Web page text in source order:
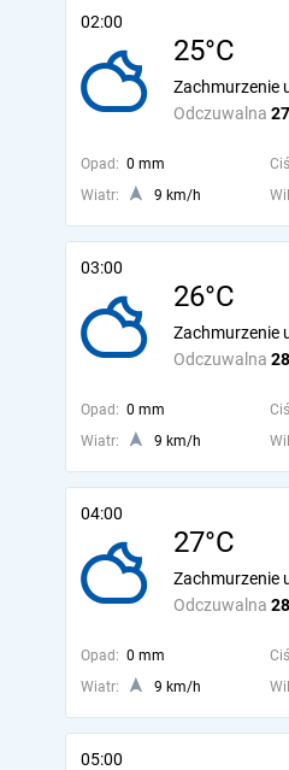
02:00
25°C
Odczuwalna
Zachmurzenie
Opad: 0 mm
Wiatr:
9 km/h
03:00
26°C
Odczuwalna
Zachmurzenie
Opad: 0 mm
Wiatr:
9 km/h
04:00
27°C
Odczuwalna
Zachmurzenie
Opad: 0 mm
Wiatr:
9 km/h
05:00